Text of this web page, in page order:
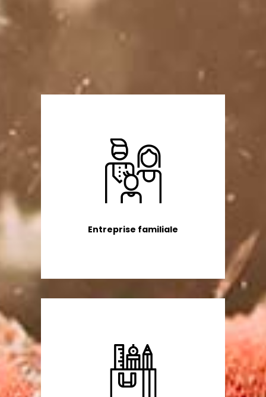
Entreprise familiale